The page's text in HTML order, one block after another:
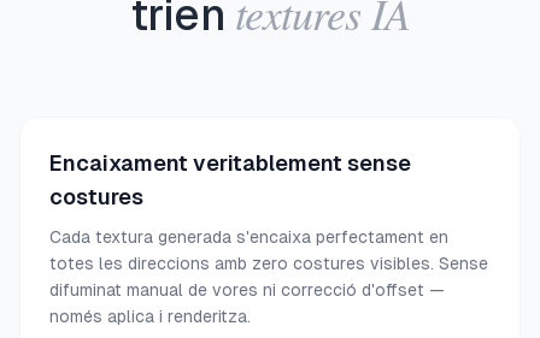
trien textures IA
Encaixament veritablement sense
costures
Cada textura generada s'encaixa perfectament en
totes les direccions amb zero costures visibles. Sense
difuminat manual de vores ni correcció d'offset —
només aplica i renderitza.